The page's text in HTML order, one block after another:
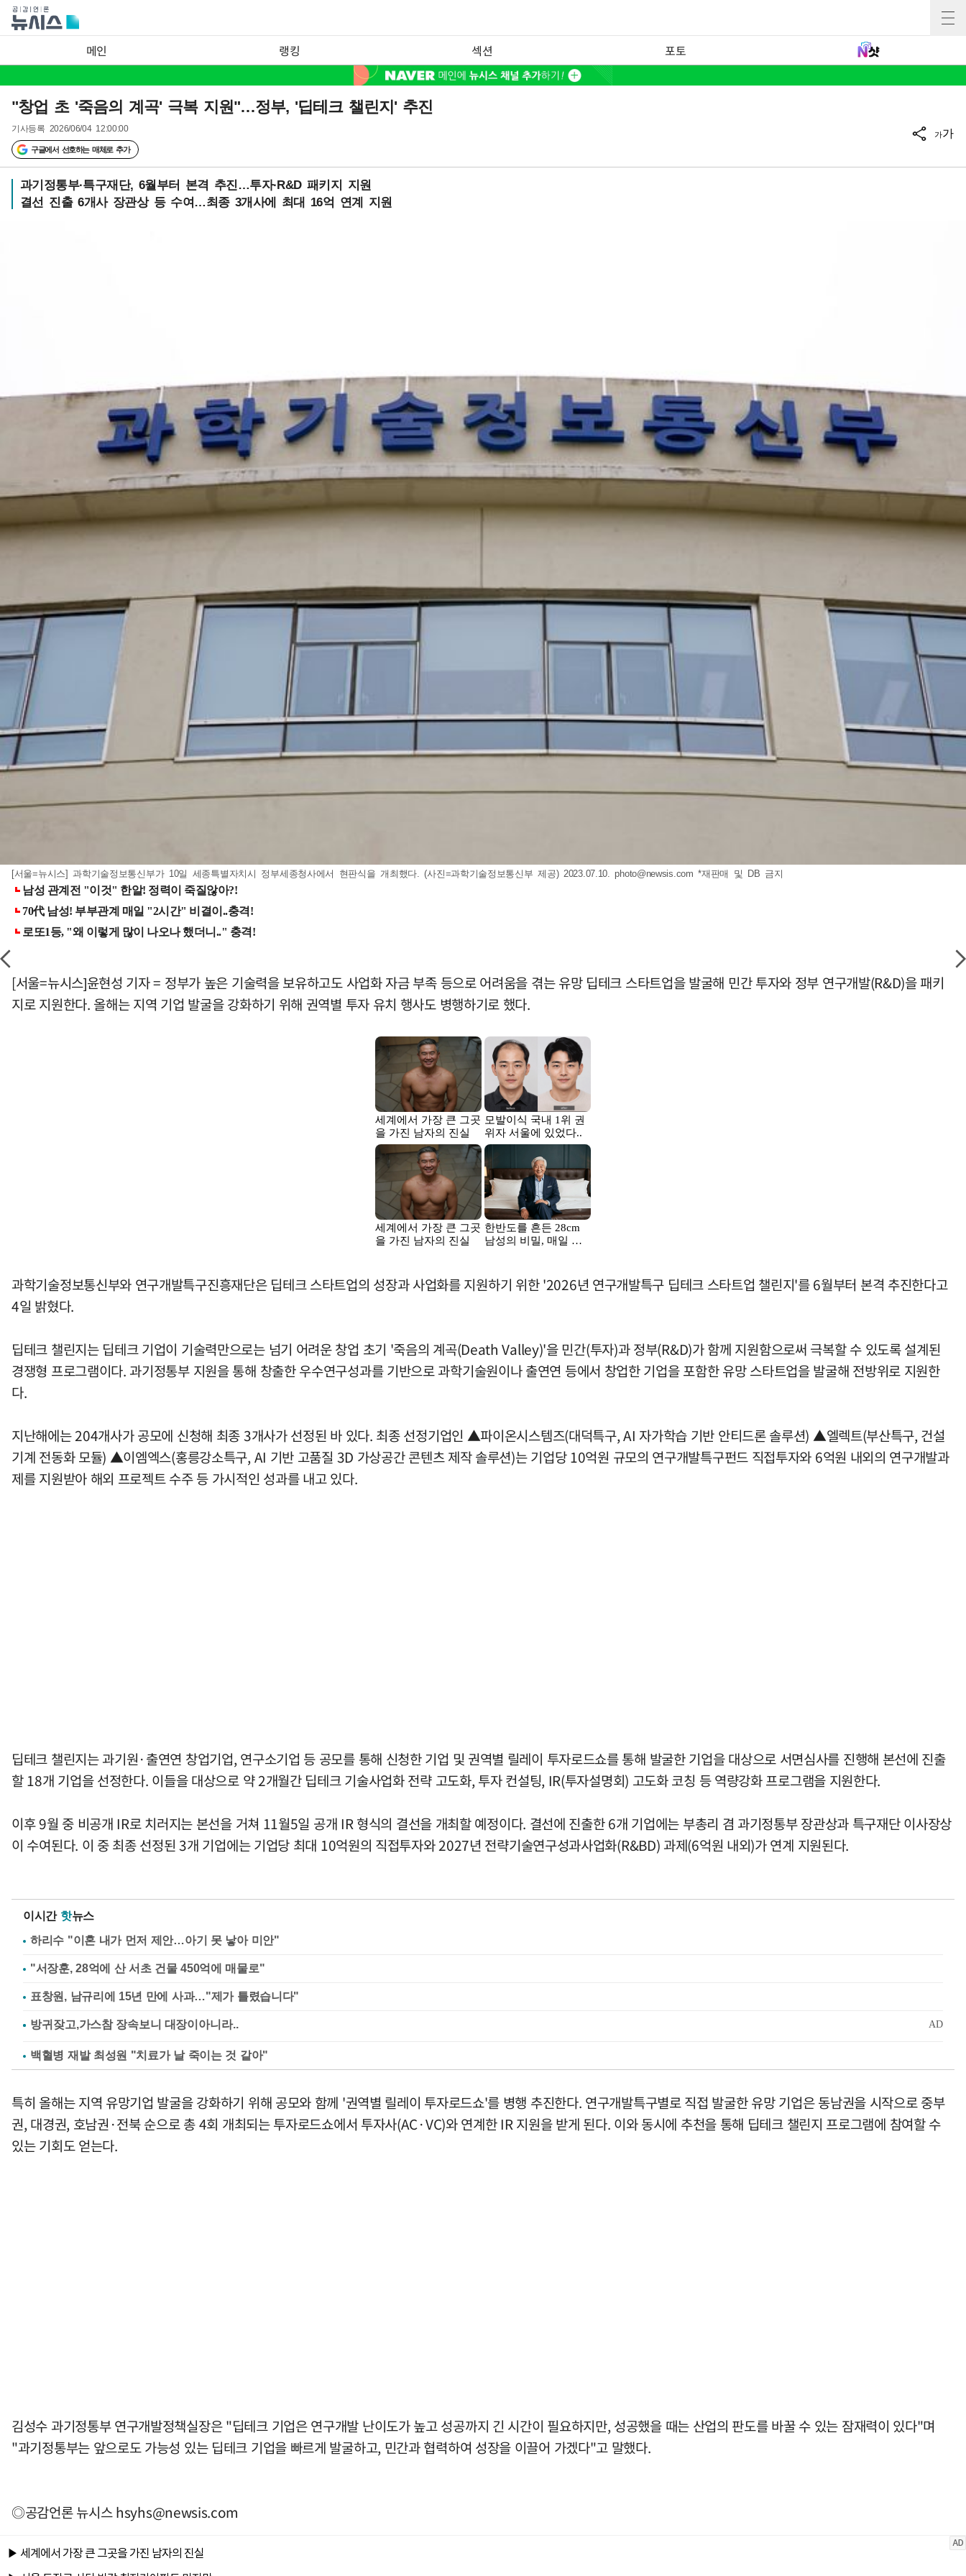
메인 랭킹 섹션 포토
"창업 초 '죽음의 계곡' 극복 지원"…정부, '딥테크 챌린지' 추진
기사등록 2026/06/04 12:00:00
구글에서 선호하는 매체로 추가
가가
과기정통부·특구재단, 6월부터 본격 추진…투자·R&D 패키지 지원
결선 진출 6개사 장관상 등 수여…최종 3개사에 최대 16억 연계 지원
[서울=뉴시스] 과학기술정보통신부가 10일 세종특별자치시 정부세종청사에서 현판식을 개최했다. (사진=과학기술정보통신부 제공) 2023.07.10.photo@newsis.com *재판매 및 DB 금지
[서울=뉴시스]윤현성 기자 = 정부가 높은 기술력을 보유하고도 사업화 자금 부족 등으로 어려움을 겪는 유망 딥테크 스타트업을 발굴해 민간 투자와 정부 연구개발(R&D)을 패키
지로 지원한다. 올해는 지역 기업 발굴을 강화하기 위해 권역별 투자 유치 행사도 병행하기로 했다.
과학기술정보통신부와 연구개발특구진흥재단은 딥테크 스타트업의 성장과 사업화를 지원하기 위한 '2026년 연구개발특구 딥테크 스타트업 챌린지'를 6월부터 본격 추진한다고
4일 밝혔다.
딥테크 챌린지는 딥테크 기업이 기술력만으로는 넘기 어려운 창업 초기 '죽음의 계곡(Death Valley)'을 민간(투자)과 정부(R&D)가 함께 지원함으로써 극복할 수 있도록 설계된
경쟁형 프로그램이다. 과기정통부 지원을 통해 창출한 우수연구성과를 기반으로 과학기술원이나 출연연 등에서 창업한 기업을 포함한 유망 스타트업을 발굴해 전방위로 지원한
다.
지난해에는 204개사가 공모에 신청해 최종 3개사가 선정된 바 있다. 최종 선정기업인 ▲파이온시스템즈(대덕특구, AI 자가학습 기반 안티드론 솔루션) ▲엘렉트(부산특구, 건설
기계 전동화 모듈) ▲이엠엑스(홍릉강소특구, AI 기반 고품질 3D 가상공간 콘텐츠 제작 솔루션)는 기업당 10억원 규모의 연구개발특구펀드 직접투자와 6억원 내외의 연구개발과
제를 지원받아 해외 프로젝트 수주 등 가시적인 성과를 내고 있다.
딥테크 챌린지는 과기원·출연연 창업기업, 연구소기업 등 공모를 통해 신청한 기업 및 권역별 릴레이 투자로드쇼를 통해 발굴한 기업을 대상으로 서면심사를 진행해 본선에 진출
할 18개 기업을 선정한다. 이들을 대상으로 약 2개월간 딥테크 기술사업화 전략 고도화, 투자 컨설팅, IR(투자설명회) 고도화 코칭 등 역량강화 프로그램을 지원한다.
이후 9월 중 비공개 IR로 치러지는 본선을 거쳐 11월5일 공개 IR 형식의 결선을 개최할 예정이다. 결선에 진출한 6개 기업에는 부총리 겸 과기정통부 장관상과 특구재단 이사장상
이 수여된다. 이 중 최종 선정된 3개 기업에는 기업당 최대 10억원의 직접투자와 2027년 전략기술연구성과사업화(R&BD) 과제(6억원 내외)가 연계 지원된다.
이시간 핫뉴스
하리수 "이혼 내가 먼저 제안…아기 못 낳아 미안"
"서장훈, 28억에 산 서초 건물 450억에 매물로"
표창원, 남규리에 15년 만에 사과…"제가 틀렸습니다"
백혈병 재발 최성원 "치료가 날 죽이는 것 같아"
특히 올해는 지역 유망기업 발굴을 강화하기 위해 공모와 함께 '권역별 릴레이 투자로드쇼'를 병행 추진한다. 연구개발특구별로 직접 발굴한 유망 기업은 동남권을 시작으로 중부
권, 대경권, 호남권·전북 순으로 총 4회 개최되는 투자로드쇼에서 투자사(AC·VC)와 연계한 IR 지원을 받게 된다. 이와 동시에 추천을 통해 딥테크 챌린지 프로그램에 참여할 수
있는 기회도 얻는다.
김성수 과기정통부 연구개발정책실장은 "딥테크 기업은 연구개발 난이도가 높고 성공까지 긴 시간이 필요하지만, 성공했을 때는 산업의 판도를 바꿀 수 있는 잠재력이 있다"며
"과기정통부는 앞으로도 가능성 있는 딥테크 기업을 빠르게 발굴하고, 민간과 협력하여 성장을 이끌어 가겠다"고 말했다.
◎공감언론 뉴시스hsyhs@newsis.com